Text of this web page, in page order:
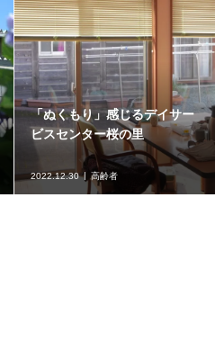
障害者支援施設について知ろ
う！
2022.12.02 施設紹介